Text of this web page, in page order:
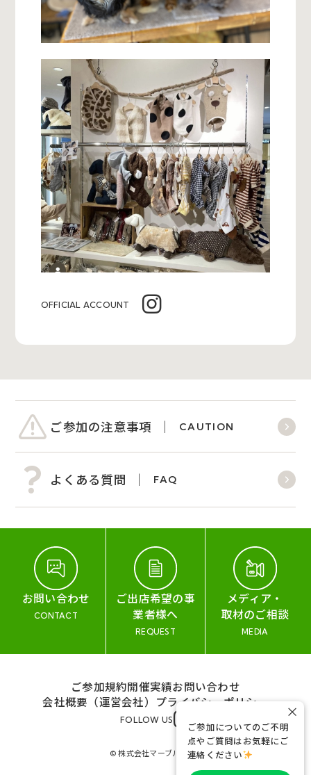
OFFICIAL ACCOUNT
ご参加の注意事項 CAUTION
よくある質問 FAQ
お問い合わせ
CONTACT
ご出店希望の事
業者様へ
REQUEST
メディア・
取材のご相談
MEDIA
ご参加規約開催実績お問い合わせ
会社概要（運営会社） プライバシーポリシー
FOLLOW US
© 株式会社マーブル&コー
ご参加についてのご不明
点やご質問はお気軽にご
連絡ください
×